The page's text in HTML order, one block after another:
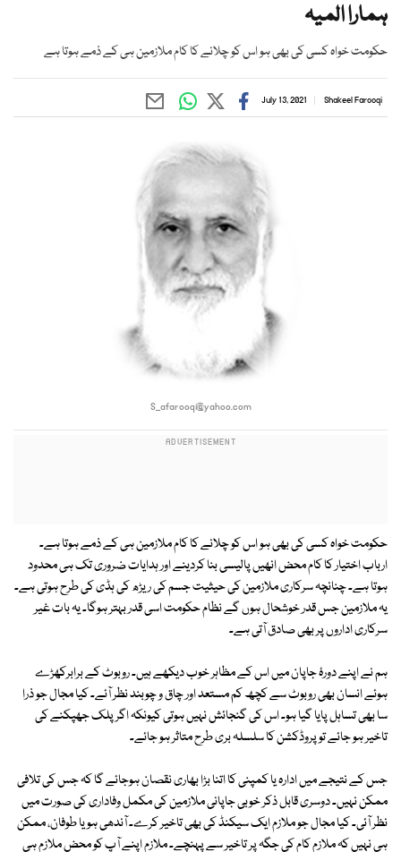
ہمارا المیہ
حکومت خواہ کسی کی بھی ہو اس کو چلانے کا کام ملازمین ہی کے ذمے ہوتا ہے
Shakeel Farooqi
July 13, 2021
S_afarooqi@yahoo.com
حکومت خواہ کسی کی بھی ہو اس کو چلانے کا کام ملازمین ہی کے ذمے ہوتا ہے۔
ارباب اختیار کا کام محض انھیں پالیسی بنا کردینے اور ہدایات ضروری تک ہی محدود
ہوتا ہے۔ چنانچہ سرکاری ملازمین کی حیثیت جسم کی ریڑھ کی ہڈی کی طرح ہوتی ہے۔
یہ ملازمین جس قدر خوشحال ہوں گے نظام حکومت اسی قدر بہتر ہوگا۔ یہ بات غیر
سرکاری اداروں پر بھی صادق آتی ہے۔
ہم نے اپنے دورۂ جاپان میں اس کے مظاہر خوب دیکھے ہیں۔ روبوٹ کے برابرکھڑے
ہوئے انسان بھی روبوٹ سے کچھ کم مستعد اور چاق و چوبند نظر آئے۔ کیا مجال جو ذرا
سا بھی تساہل پایا گیا ہو۔ اس کی گنجائش نہیں ہوتی کیونکہ اگر پلک جھپکنے کی
تاخیر ہو جائے تو پروڈکشن کا سلسلہ بری طرح متاثر ہو جائے۔
جس کے نتیجے میں ادارہ یا کمپنی کا اتنا بڑا بھاری نقصان ہوجائے گا کہ جس کی تلافی
ممکن نہیں۔ دوسری قابل ذکر خوبی جاپانی ملازمین کی مکمل وفاداری کی صورت میں
نظر آئی۔ کیا مجال جو ملازم ایک سیکنڈ کی بھی تاخیر کرے۔ آندھی ہو یا طوفان، ممکن
ہی نہیں کہ ملازم کام کی جگہ پر تاخیر سے پہنچے۔ ملازم اپنے آپ کو محض ملازم ہی